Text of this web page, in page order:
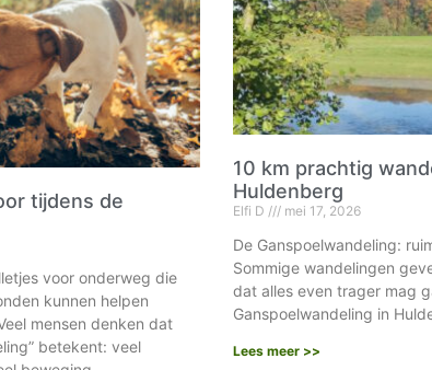
tijdens de
voor onderweg die
kunnen helpen
mensen denken dat
betekent: veel
10 km prachtig
Huldenberg
Elfi D mei 17, 2026
De Ganspoelwandeling:
Sommige wandelingen
dat alles even trager mag
Ganspoelwandeling in
Lees meer >>